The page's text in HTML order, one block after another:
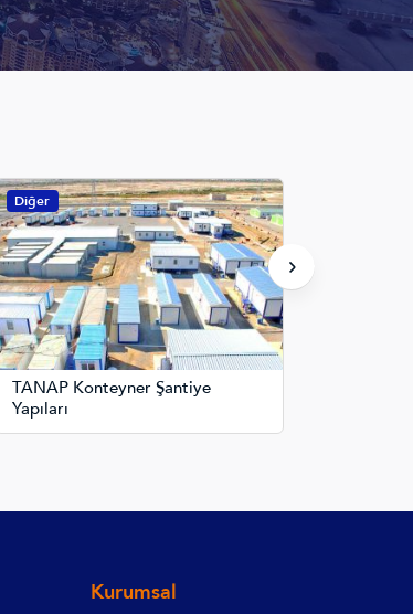
Diğer
TANAP Konteyner Şantiye
Yapıları
Kurumsal